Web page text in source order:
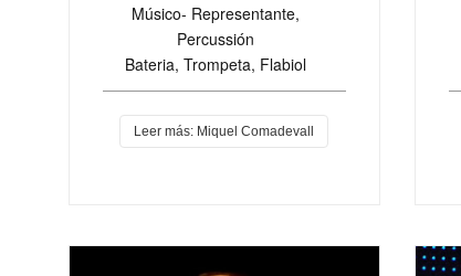
Músico- Representante,
Percussión
Bateria, Trompeta, Flabiol
Leer más: Miquel Comadevall